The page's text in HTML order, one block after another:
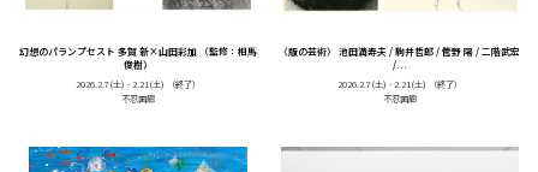
幻想のパランプセスト 多賀 新×山田彩加 （監修：相馬
俊樹）
2026.2.7(土) - 2.21(土)
（終了）
不忍画廊
〈版の芸術〉 池田満寿夫 / 駒井哲郎 / 菅野 陽 / 二階武宏
/...
2026.2.7(土) - 2.21(土) （終了）
不忍画廊